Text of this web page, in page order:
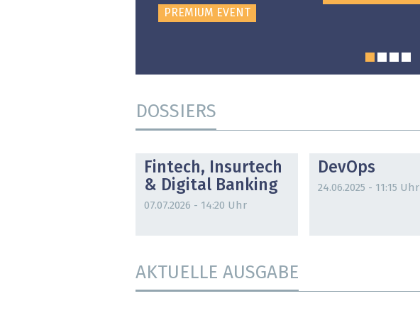
PREMIUM EVENT
DOSSIERS
Fintech, Insurtech
& Digital Banking
07.07.2026 - 14:20 Uhr
DevOps
24.06.2025 - 11:15 Uhr
AKTUELLE AUSGABE